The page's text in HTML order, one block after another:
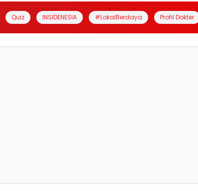
Quiz INSIDENESIA #LokalBerdaya Profil Dokter